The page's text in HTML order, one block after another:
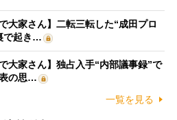
大家さん】二転三転した“成田プロ
で起き…
大家さん】独占入手“内部議事録”で
の思…
一覧を見る